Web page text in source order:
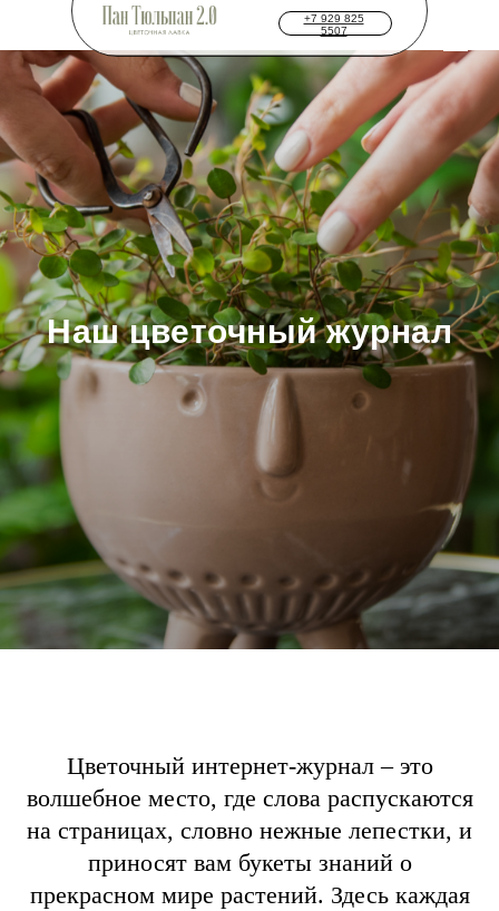
+7 929 825
5507
Наш цветочный журнал
Цветочный интернет-журнал – это
волшебное место, где слова распускаются
на страницах, словно нежные лепестки, и
приносят вам букеты знаний о
прекрасном мире растений. Здесь каждая